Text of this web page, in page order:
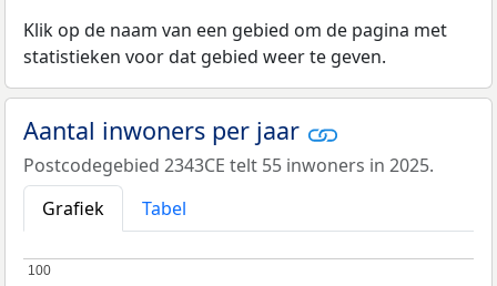
Klik op de naam van een gebied om de pagina met
statistieken voor dat gebied weer te geven.
Aantal inwoners per jaar
Postcodegebied 2343CE telt 55 inwoners in 2025.
Grafiek
Tabel
100
100